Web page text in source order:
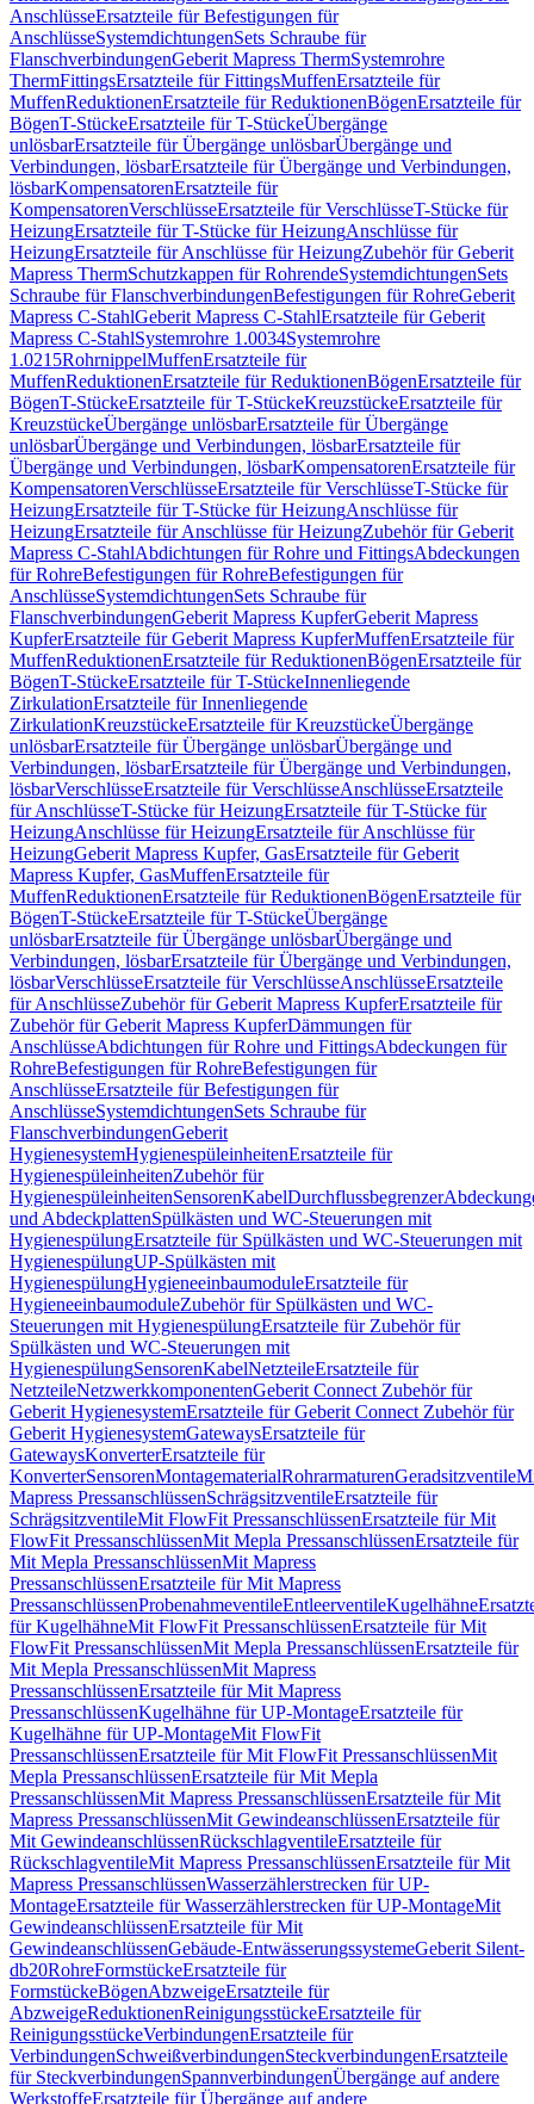
AnschlüsseErsatzteile für Befestigungen für
AnschlüsseSystemdichtungenSets Schraube für
FlanschverbindungenGeberit Mapress ThermSystemrohre
ThermFittingsErsatzteile für FittingsMuffenErsatzteile für
MuffenReduktionenErsatzteile für ReduktionenBögenErsatzteile für
BögenT-StückeErsatzteile für T-StückeÜbergänge
unlösbarErsatzteile für Übergänge unlösbarÜbergänge und
Verbindungen, lösbarErsatzteile für Übergänge und Verbindungen,
lösbarKompensatorenErsatzteile für
KompensatorenVerschlüsseErsatzteile für VerschlüsseT-Stücke für
HeizungErsatzteile für T-Stücke für HeizungAnschlüsse für
HeizungErsatzteile für Anschlüsse für HeizungZubehör für Geberit
Mapress ThermSchutzkappen für RohrendeSystemdichtungenSets
Schraube für FlanschverbindungenBefestigungen für RohreGeberit
Mapress C-StahlGeberit Mapress C-StahlErsatzteile für Geberit
Mapress C-StahlSystemrohre 1.0034Systemrohre
1.0215RohrnippelMuffenErsatzteile für
MuffenReduktionenErsatzteile für ReduktionenBögenErsatzteile für
BögenT-StückeErsatzteile für T-StückeKreuzstückeErsatzteile für
KreuzstückeÜbergänge unlösbarErsatzteile für Übergänge
unlösbarÜbergänge und Verbindungen, lösbarErsatzteile für
Übergänge und Verbindungen, lösbarKompensatorenErsatzteile für
KompensatorenVerschlüsseErsatzteile für VerschlüsseT-Stücke für
HeizungErsatzteile für T-Stücke für HeizungAnschlüsse für
HeizungErsatzteile für Anschlüsse für HeizungZubehör für Geberit
Mapress C-StahlAbdichtungen für Rohre und FittingsAbdeckungen
für RohreBefestigungen für RohreBefestigungen für
AnschlüsseSystemdichtungenSets Schraube für
FlanschverbindungenGeberit Mapress KupferGeberit Mapress
KupferErsatzteile für Geberit Mapress KupferMuffenErsatzteile für
MuffenReduktionenErsatzteile für ReduktionenBögenErsatzteile für
BögenT-StückeErsatzteile für T-StückeInnenliegende
ZirkulationErsatzteile für Innenliegende
ZirkulationKreuzstückeErsatzteile für KreuzstückeÜbergänge
unlösbarErsatzteile für Übergänge unlösbarÜbergänge und
Verbindungen, lösbarErsatzteile für Übergänge und Verbindungen,
lösbarVerschlüsseErsatzteile für VerschlüsseAnschlüsseErsatzteile
für AnschlüsseT-Stücke für HeizungErsatzteile für T-Stücke für
HeizungAnschlüsse für HeizungErsatzteile für Anschlüsse für
HeizungGeberit Mapress Kupfer, GasErsatzteile für Geberit
Mapress Kupfer, GasMuffenErsatzteile für
MuffenReduktionenErsatzteile für ReduktionenBögenErsatzteile für
BögenT-StückeErsatzteile für T-StückeÜbergänge
unlösbarErsatzteile für Übergänge unlösbarÜbergänge und
Verbindungen, lösbarErsatzteile für Übergänge und Verbindungen,
lösbarVerschlüsseErsatzteile für VerschlüsseAnschlüsseErsatzteile
für AnschlüsseZubehör für Geberit Mapress KupferErsatzteile für
Zubehör für Geberit Mapress KupferDämmungen für
AnschlüsseAbdichtungen für Rohre und FittingsAbdeckungen für
RohreBefestigungen für RohreBefestigungen für
AnschlüsseErsatzteile für Befestigungen für
AnschlüsseSystemdichtungenSets Schraube für
FlanschverbindungenGeberit
HygienesystemHygienespüleinheitenErsatzteile für
HygienespüleinheitenZubehör für
HygienespüleinheitenSensorenKabelDurchflussbegrenzer
und AbdeckplattenSpülkästen und WC-Steuerungen mit
HygienespülungErsatzteile für Spülkästen und WC-Steuerungen mit
HygienespülungUP-Spülkästen mit
HygienespülungHygieneeinbaumoduleErsatzteile für
HygieneeinbaumoduleZubehör für Spülkästen und WC-
Steuerungen mit HygienespülungErsatzteile für Zubehör für
Spülkästen und WC-Steuerungen mit
HygienespülungSensorenKabelNetzteileErsatzteile für
NetzteileNetzwerkkomponentenGeberit Connect Zubehör für
Geberit HygienesystemErsatzteile für Geberit Connect Zubehör für
Geberit HygienesystemGatewaysErsatzteile für
GatewaysKonverterErsatzteile für
KonverterSensorenMontagematerialRohrarmaturenGeradsitzventile
Mapress PressanschlüssenSchrägsitzventileErsatzteile für
SchrägsitzventileMit FlowFit PressanschlüssenErsatzteile für Mit
FlowFit PressanschlüssenMit Mepla PressanschlüssenErsatzteile für
Mit Mepla PressanschlüssenMit Mapress
PressanschlüssenErsatzteile für Mit Mapress
PressanschlüssenProbenahmeventileEntleerventileKugelhähne
für KugelhähneMit FlowFit PressanschlüssenErsatzteile für Mit
FlowFit PressanschlüssenMit Mepla PressanschlüssenErsatzteile für
Mit Mepla PressanschlüssenMit Mapress
PressanschlüssenErsatzteile für Mit Mapress
PressanschlüssenKugelhähne für UP-MontageErsatzteile für
Kugelhähne für UP-MontageMit FlowFit
PressanschlüssenErsatzteile für Mit FlowFit PressanschlüssenMit
Mepla PressanschlüssenErsatzteile für Mit Mepla
PressanschlüssenMit Mapress PressanschlüssenErsatzteile für Mit
Mapress PressanschlüssenMit GewindeanschlüssenErsatzteile für
Mit GewindeanschlüssenRückschlagventileErsatzteile für
RückschlagventileMit Mapress PressanschlüssenErsatzteile für Mit
Mapress PressanschlüssenWasserzählerstrecken für UP-
MontageErsatzteile für Wasserzählerstrecken für UP-MontageMit
GewindeanschlüssenErsatzteile für Mit
GewindeanschlüssenGebäude-EntwässerungssystemeGeberit Silent-
db20RohreFormstückeErsatzteile für
FormstückeBögenAbzweigeErsatzteile für
AbzweigeReduktionenReinigungsstückeErsatzteile für
ReinigungsstückeVerbindungenErsatzteile für
VerbindungenSchweißverbindungenSteckverbindungenErsatzteile
für SteckverbindungenSpannverbindungenÜbergänge auf andere
WerkstoffeErsatzteile für Übergänge auf andere